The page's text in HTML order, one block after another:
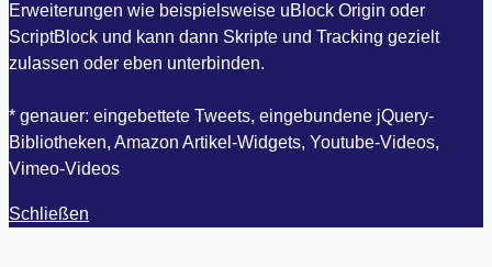
Erweiterungen wie beispielsweise uBlock Origin oder
ScriptBlock und kann dann Skripte und Tracking gezielt
zulassen oder eben unterbinden.
* genauer: eingebettete Tweets, eingebundene jQuery-
Bibliotheken, Amazon Artikel-Widgets, Youtube-Videos,
Vimeo-Videos
Schließen